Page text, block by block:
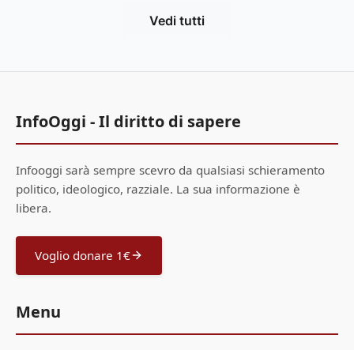
Vedi tutti
InfoOggi - Il diritto di sapere
Infooggi sarà sempre scevro da qualsiasi schieramento
politico, ideologico, razziale. La sua informazione è
libera.
Voglio donare 1€
Menu